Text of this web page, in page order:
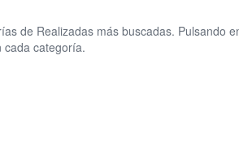
de Realizadas más buscadas. Pulsando
cada categoría.